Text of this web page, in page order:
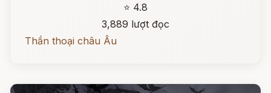
⭐ 4.8
3,889 lượt đọc
Thần thoại châu Âu